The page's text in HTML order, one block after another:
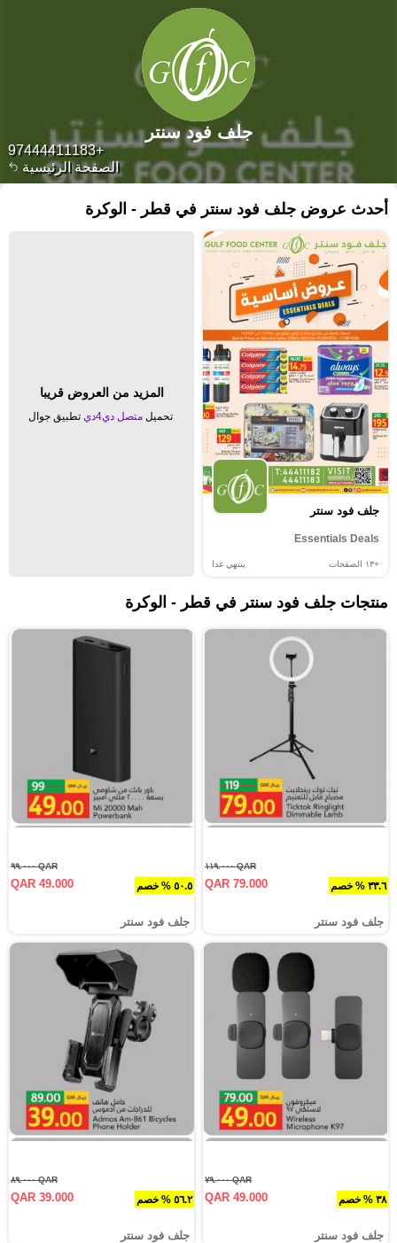
الصفحة الرئيسية
+97444411183
جلف فود سنتر
أحدث عروض جلف فود سنتر في قطر - الوكرة
جلف فود سنتر
Essentials Deals
+١٣ الصفحات ينتهي غدا
المزيد من العروض قريبا
تحميل متصل دي4دي تطبيق جوال
منتجات جلف فود سنتر في قطر - الوكرة
٣٣.٦ % خصم
QAR ١١٩.٠٠٠
QAR 79.000
جلف فود سنتر
٥٠.٥ % خصم
QAR ٩٩.٠٠٠
QAR 49.000
جلف فود سنتر
٣٨ % خصم
QAR ٧٩.٠٠٠
QAR 49.000
جلف فود سنتر
٥٦.٢ % خصم
QAR ٨٩.٠٠٠
QAR 39.000
جلف فود سنتر